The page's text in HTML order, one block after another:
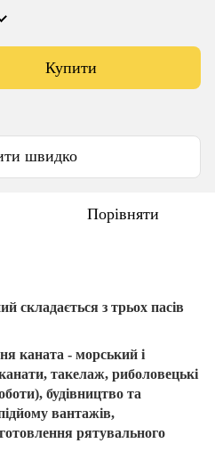
Купити
швидко
Порівняти
складається з трьох пасів
каната - морський і
такелаж, риболовецькі
будівництво та
вантажів,
рятувального